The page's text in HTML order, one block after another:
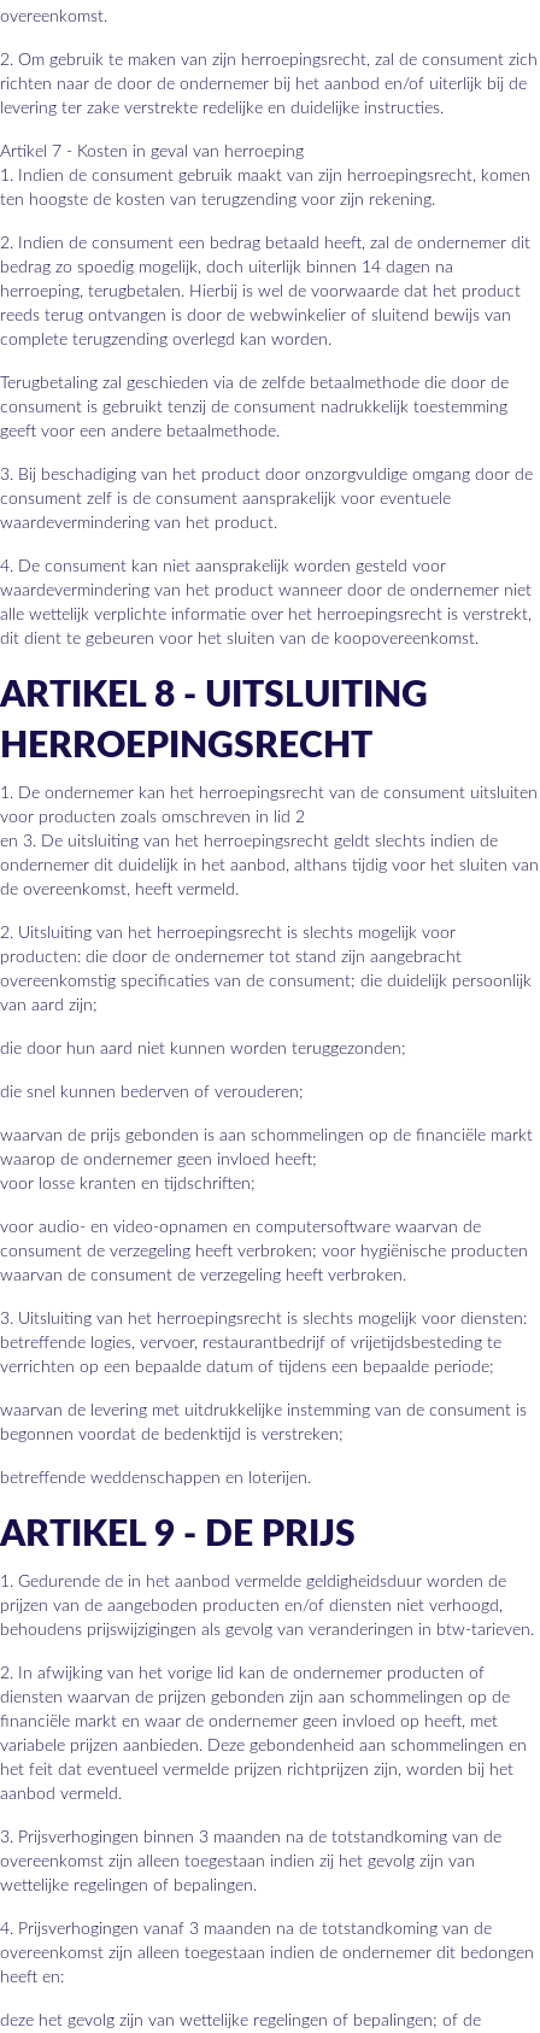
overeenkomst.
2. Om gebruik te maken van zijn herroepingsrecht, zal de consument zich
richten naar de door de ondernemer bij het aanbod en/of uiterlijk bij de
levering ter zake verstrekte redelijke en duidelijke instructies.
Artikel 7 - Kosten in geval van herroeping
1. Indien de consument gebruik maakt van zijn herroepingsrecht, komen
ten hoogste de kosten van terugzending voor zijn rekening.
2. Indien de consument een bedrag betaald heeft, zal de ondernemer dit
bedrag zo spoedig mogelijk, doch uiterlijk binnen 14 dagen na
herroeping, terugbetalen. Hierbij is wel de voorwaarde dat het product
reeds terug ontvangen is door de webwinkelier of sluitend bewijs van
complete terugzending overlegd kan worden.
Terugbetaling zal geschieden via de zelfde betaalmethode die door de
consument is gebruikt tenzij de consument nadrukkelijk toestemming
geeft voor een andere betaalmethode.
3. Bij beschadiging van het product door onzorgvuldige omgang door de
consument zelf is de consument aansprakelijk voor eventuele
waardevermindering van het product.
4. De consument kan niet aansprakelijk worden gesteld voor
waardevermindering van het product wanneer door de ondernemer niet
alle wettelijk verplichte informatie over het herroepingsrecht is verstrekt,
dit dient te gebeuren voor het sluiten van de koopovereenkomst.
ARTIKEL 8 - UITSLUITING
HERROEPINGSRECHT
1. De ondernemer kan het herroepingsrecht van de consument uitsluiten
voor producten zoals omschreven in lid 2
en 3. De uitsluiting van het herroepingsrecht geldt slechts indien de
ondernemer dit duidelijk in het aanbod, althans tijdig voor het sluiten van
de overeenkomst, heeft vermeld.
2. Uitsluiting van het herroepingsrecht is slechts mogelijk voor
producten: die door de ondernemer tot stand zijn aangebracht
overeenkomstig specificaties van de consument; die duidelijk persoonlijk
van aard zijn;
die door hun aard niet kunnen worden teruggezonden;
die snel kunnen bederven of verouderen;
waarvan de prijs gebonden is aan schommelingen op de financiële markt
waarop de ondernemer geen invloed heeft;
voor losse kranten en tijdschriften;
voor audio- en video-opnamen en computersoftware waarvan de
consument de verzegeling heeft verbroken; voor hygiënische producten
waarvan de consument de verzegeling heeft verbroken.
3. Uitsluiting van het herroepingsrecht is slechts mogelijk voor diensten:
betreffende logies, vervoer, restaurantbedrijf of vrijetijdsbesteding te
verrichten op een bepaalde datum of tijdens een bepaalde periode;
waarvan de levering met uitdrukkelijke instemming van de consument is
begonnen voordat de bedenktijd is verstreken;
betreffende weddenschappen en loterijen.
ARTIKEL 9 - DE PRIJS
1. Gedurende de in het aanbod vermelde geldigheidsduur worden de
prijzen van de aangeboden producten en/of diensten niet verhoogd,
behoudens prijswijzigingen als gevolg van veranderingen in btw-tarieven.
2. In afwijking van het vorige lid kan de ondernemer producten of
diensten waarvan de prijzen gebonden zijn aan schommelingen op de
financiële markt en waar de ondernemer geen invloed op heeft, met
variabele prijzen aanbieden. Deze gebondenheid aan schommelingen en
het feit dat eventueel vermelde prijzen richtprijzen zijn, worden bij het
aanbod vermeld.
3. Prijsverhogingen binnen 3 maanden na de totstandkoming van de
overeenkomst zijn alleen toegestaan indien zij het gevolg zijn van
wettelijke regelingen of bepalingen.
4. Prijsverhogingen vanaf 3 maanden na de totstandkoming van de
overeenkomst zijn alleen toegestaan indien de ondernemer dit bedongen
heeft en:
deze het gevolg zijn van wettelijke regelingen of bepalingen; of de